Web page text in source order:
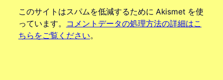
このサイトはスパムを低減するために Akismet を使
っています。
コメントデータの処理方法の詳細はこ
ちらをご覧ください。